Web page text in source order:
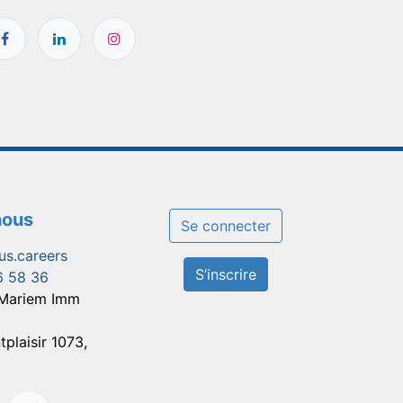
58 36
Imm
1073,
Se connecter
S’inscrire